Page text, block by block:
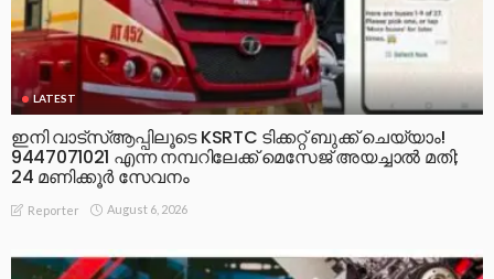
LATEST
ഇനി വാട്‌സ്ആപ്പിലൂടെ KSRTC ടിക്കറ്റ് ബുക്ക് ചെയ്യാം!
9447071021 എന്ന നമ്പറിലേക്ക് മെസേജ് അയച്ചാൽ മതി;
24 മണിക്കൂർ സേവനം
Reporter August 6, 2026